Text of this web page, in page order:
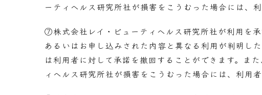
ーティヘルス研究所社が損害をこうむった場合には、
⑦株式会社レイ・ビューティヘルス研究所社が利用を
あるいはお申し込みされた内容と異なる利用が判明し
は利用者に対して承諾を撤回することができます。ま
ィヘルス研究所社が損害をこうむった場合には、利用者